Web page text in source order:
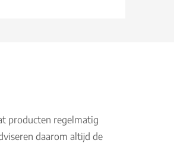
producten regelmatig
daarom altijd de